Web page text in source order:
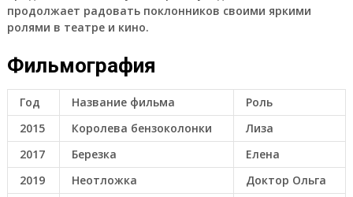
продолжает радовать поклонников своими яркими
ролями в театре и кино.
Фильмография
Год Название фильма
Роль
2015
Королева бензоколонки
Лиза
2017
Березка
Елена
2019
Неотложка
Доктор Ольга